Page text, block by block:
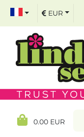
EUR
0.00 EUR